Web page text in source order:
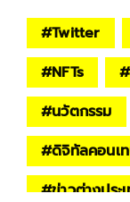
#Twitter
#NFTs #
#นวัตกรรม
#ดิจิทัลคอนเ
#ข่าวต่างประ